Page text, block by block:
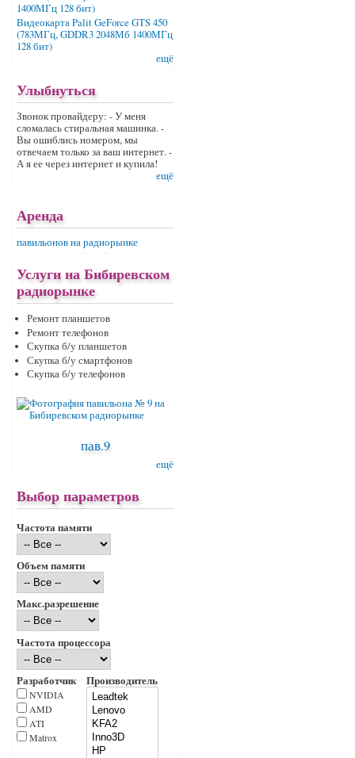
Видеокарта Palit GeForce GTS 450
(783МГц, GDDR3 2048Мб 1400МГц
128 бит)
ещё
Улыбнуться
Звонок провайдеру: - У меня
сломалась стиральная машинка. -
Вы ошиблись номером, мы
отвечаем только за ваш интернет. -
А я ее через интернет и купила!
ещё
Аренда
павильонов на радиорынке
Услуги на Бибиревском
радиорынке
Ремонт планшетов
Ремонт телефонов
Скупка б/у планшетов
Скупка б/у смартфонов
Скупка б/у телефонов
пав.9
ещё
Выбор параметров
Частота памяти
Объем памяти
Макс.разрешение
Частота процессора
Разработчик
NVIDIA
AMD
ATI
Matrox
Производитель